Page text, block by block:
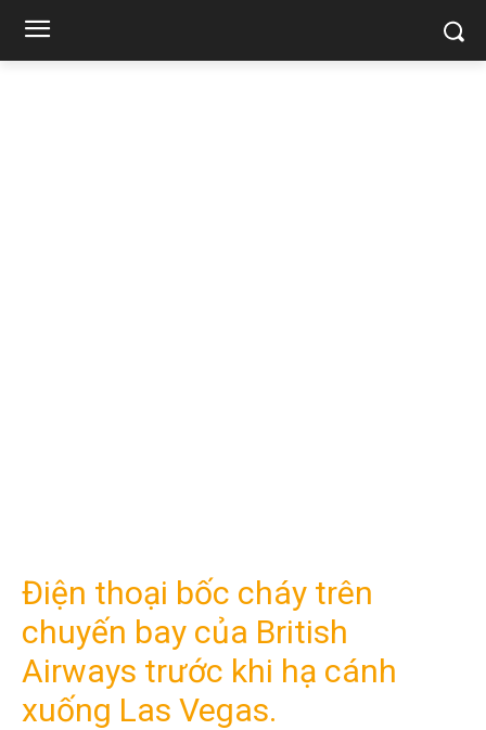
Điện thoại bốc cháy trên
chuyến bay của British
Airways trước khi hạ cánh
xuống Las Vegas.